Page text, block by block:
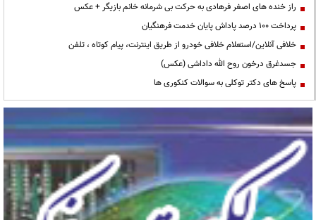
راز خنده های اصغر فرهادی به حرکت بی شرمانه خانم بازیگر + عکس
پرداخت ۱۰۰ درصد پاداش پایان خدمت فرهنگیان
خلافی آنلاین/استعلام خلافی خودرو از طریق اینترنت، پیام کوتاه ، تلفن
جسدغرق درخون روح الله داداشی (عکس)
پاسخ های دکتر توکلی به سوالات کنکوری ها